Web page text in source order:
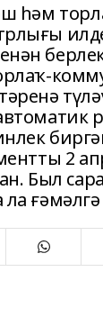
һәм
2
Был
ла